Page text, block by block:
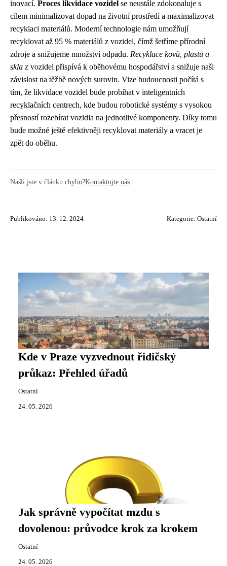
inovací. Proces likvidace vozidel se neustále zdokonaluje s
cílem minimalizovat dopad na životní prostředí a maximalizovat
recyklaci materiálů. Moderní technologie nám umožňují
recyklovat až 95 % materiálů z vozidel, čímž šetříme přírodní
zdroje a snižujeme množství odpadu. Recyklace kovů, plastů a
skla z vozidel přispívá k oběhovému hospodářství a snižuje naši
závislost na těžbě nových surovin. Vize budoucnosti počítá s
tím, že likvidace vozidel bude probíhat v inteligentních
recyklačních centrech, kde budou robotické systémy s vysokou
přesností rozebírat vozidla na jednotlivé komponenty. Díky tomu
bude možné ještě efektivněji recyklovat materiály a vracet je
zpět do oběhu.
Našli jste v článku chybu?Kontaktujte nás
Publikováno: 13. 12. 2024 Kategorie: Ostatní
Kde v Praze vyzvednout řidičský
průkaz: Přehled úřadů
Ostatní
24. 05. 2026
Jak správně vypočítat mzdu s
dovolenou: průvodce krok za krokem
Ostatní
24. 05. 2026